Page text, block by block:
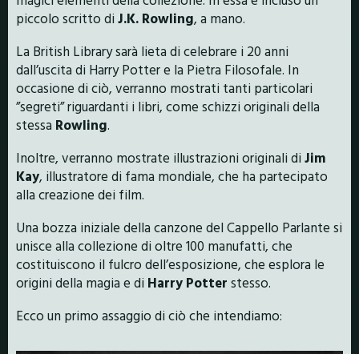
piccolo scritto di J.K. Rowling, a mano.
La British Library sarà lieta di celebrare i 20 anni
dall’uscita di Harry Potter e la Pietra Filosofale. In
occasione di ciò, verranno mostrati tanti particolari
”segreti” riguardanti i libri, come schizzi originali della
stessa Rowling.
Inoltre, verranno mostrate illustrazioni originali di Jim
Kay, illustratore di fama mondiale, che ha partecipato
alla creazione dei film.
Una bozza iniziale della canzone del Cappello Parlante si
unisce alla collezione di oltre 100 manufatti, che
costituiscono il fulcro dell’esposizione, che esplora le
origini della magia e di Harry Potter stesso.
Ecco un primo assaggio di ciò che intendiamo: